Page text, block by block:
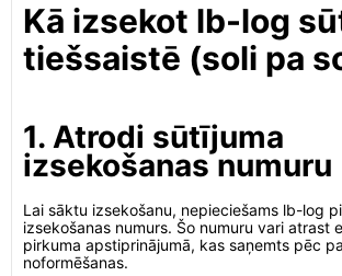
Kā izsekot lb-log
tiešsaistē (soli pa
1. Atrodi sūtījuma
izsekošanas numuru
Lai sāktu izsekošanu, nepieciešams lb-log
izsekošanas numurs. Šo numuru vari atrast
pirkuma apstiprinājumā, kas saņemts pēc
noformēšanas.